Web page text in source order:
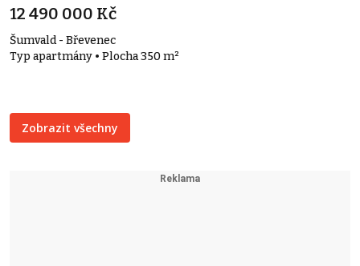
12 490 000 Kč
Šumvald - Břevenec
Typ apartmány • Plocha 350 m²
Zobrazit všechny